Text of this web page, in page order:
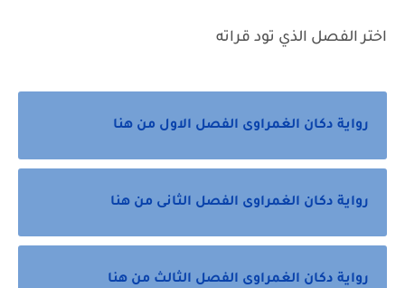
اختر الفصل الذي تود قراته
رواية دكان الغمراوى الفصل الاول من هنا
رواية دكان الغمراوى الفصل الثانى من هنا
رواية دكان الغمراوى الفصل الثالث من هنا